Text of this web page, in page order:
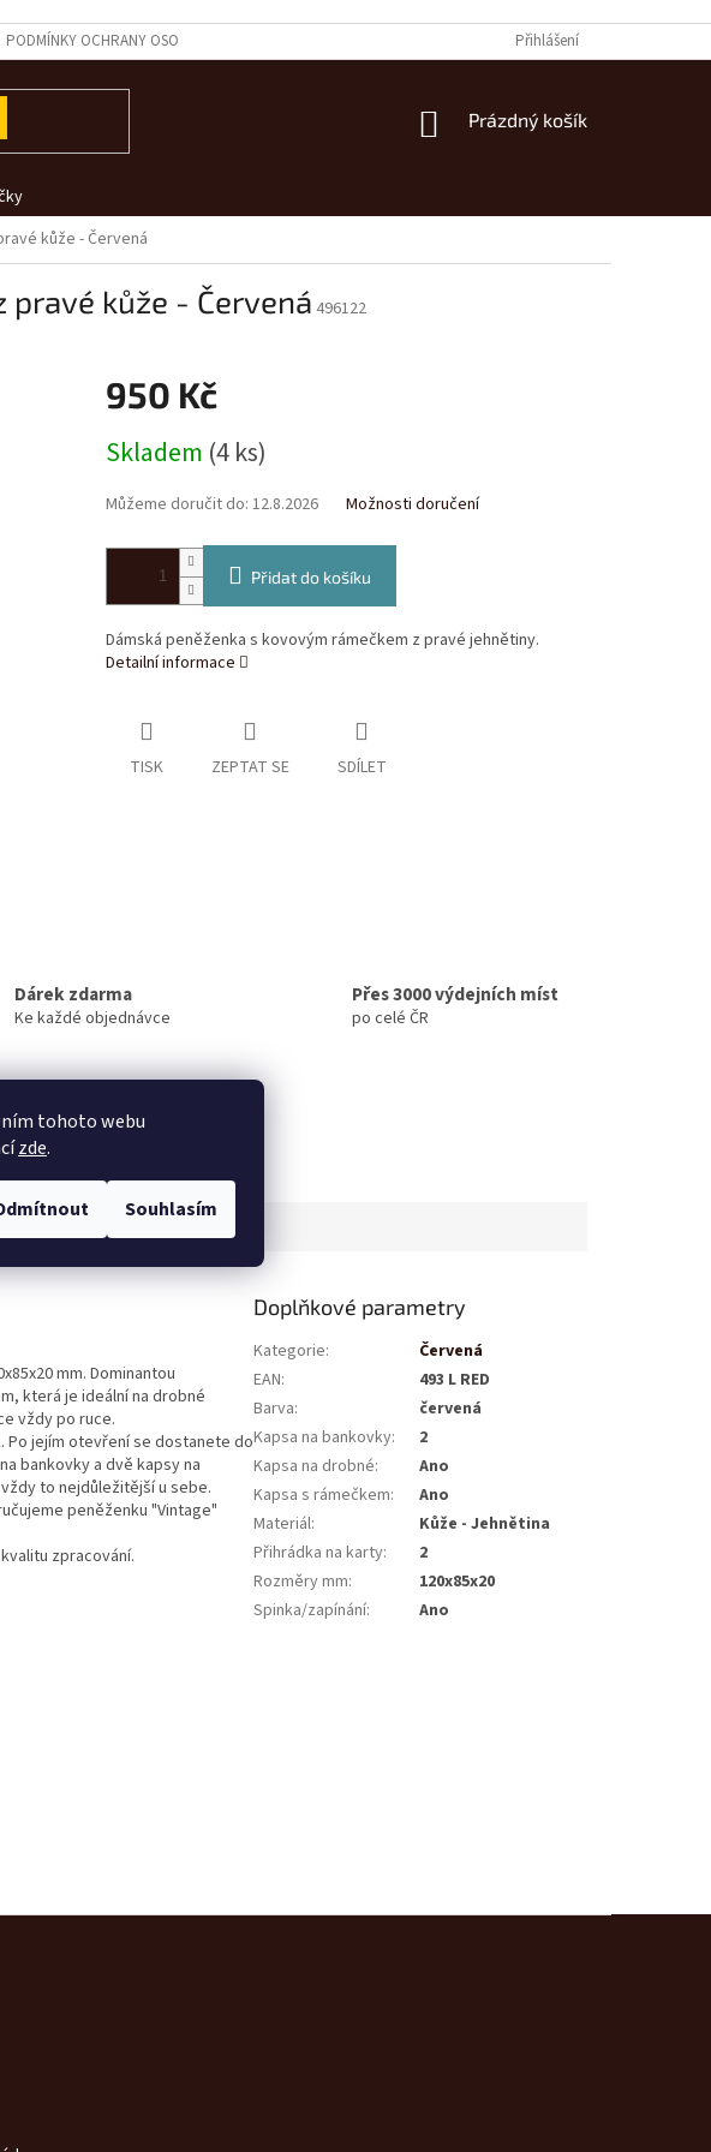
tohoto webu
zde.
Souhlasím
PODMÍNKY OCHRANY OSOBNÍCH ÚDAJŮ Přihlášení
NÁKUPNÍ
Prázdný košík
kůže - Červená
pravé kůže - Červená 496122
950 Kč
cena:
Skladem (4 ks)
Můžeme doručit do: 12.8.2026 Možnosti doručení
Přidat do košíku
Dámská peněženka s kovovým rámečkem z pravé jehnětiny.
Detailní informace
TISK ZEPTAT SE SDÍLET
Dárek zdarma
Ke každé objednávce
Přes 3000 výdejních míst
po celé ČR
mm. Dominantou
která je ideální na drobné
vždy po ruce.
Po jejím otevření se dostanete do
bankovky a dvě kapsy na
to nejdůležitější u sebe.
peněženku "Vintage"
zpracování.
Doplňkové parametry
Kategorie:
Červená
EAN:
493 L RED
Barva:
červená
Kapsa na bankovky:
2
Kapsa na drobné:
Ano
Kapsa s rámečkem:
Ano
Materiál:
Kůže - Jehnětina
Přihrádka na karty:
2
Rozměry mm:
120x85x20
Spinka/zapínání: Ano